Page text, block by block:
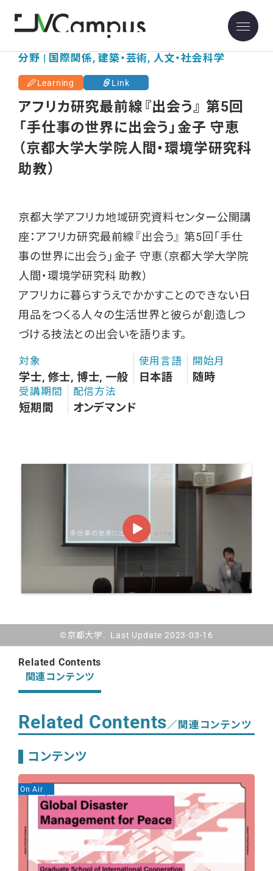
京都大学
分野 | 国際関係, 建築・芸術, 人文・社会科学
Learning Link
アフリカ研究最前線『出会う』 第5回
「手仕事の世界に出会う」金子 守恵
（京都大学大学院人間・環境学研究科
助教）
京都大学アフリカ地域研究資料センター公開講
座：アフリカ研究最前線『出会う』 第5回「手仕
事の世界に出会う」金子 守恵（京都大学大学院
人間・環境学研究科 助教）
アフリカに暮らすうえでかかすことのできない日
用品をつくる人々の生活世界と彼らが創造しつ
づける技法との出会いを語ります。
対象
学士, 修士, 博士, 一般
使用言語
日本語
開始月
随時
受講期間
短期間
配信方法
オンデマンド
©京都大学. Last Update 2023-03-16
Related Contents
関連コンテンツ
Related Contents／関連コンテンツ
コンテンツ
On Air